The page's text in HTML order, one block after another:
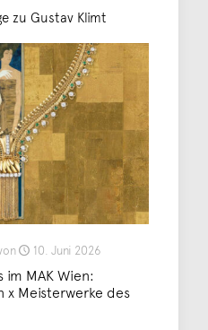
zu Gustav Klimt
10. Juni 2026
MAK Wien:
x Meisterwerke des